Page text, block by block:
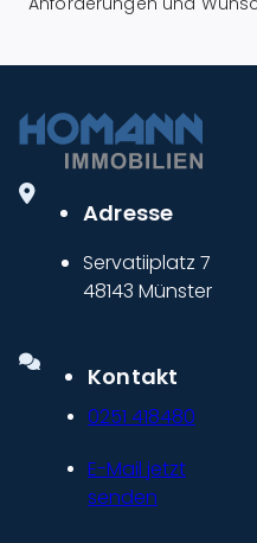
Adresse
Servatiiplatz 7
48143 Münster
Kontakt
0251 418480
E-Mail jetzt
senden